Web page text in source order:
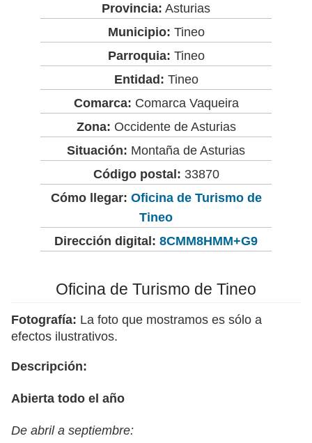
Provincia: Asturias
Municipio: Tineo
Parroquia: Tineo
Entidad: Tineo
Comarca: Comarca Vaqueira
Zona: Occidente de Asturias
Situación: Montaña de Asturias
Código postal: 33870
Cómo llegar: Oficina de Turismo de
Tineo
Dirección digital: 8CMM8HMM+G9
Oficina de Turismo de Tineo
Fotografía: La foto que mostramos es sólo a
efectos ilustrativos.
Descripción:
Abierta todo el año
De abril a septiembre: